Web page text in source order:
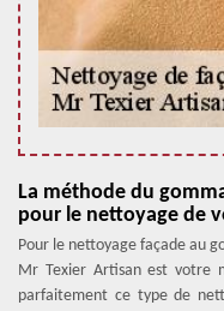
La méthode du
pour le nettoyage de
Pour le nettoyage façade au
Mr Texier Artisan est votre
parfaitement ce type de